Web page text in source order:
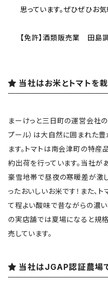
思っています。ぜひぜひお
【免許】酒類販売業 田島
当社はお米とトマトを
まーけっと三日町の運営会社
プール）は大自然に囲まれた
ます。トマトは南会津町の特産
約出荷を行っています。当社
豪雪地帯で昼夜の寒暖差が激
ったおいしいお米です！また、
て程よい酸味で昔ながらの濃い
の実店舗では夏場になると規
売しています。
当社はJGAP認証農場で